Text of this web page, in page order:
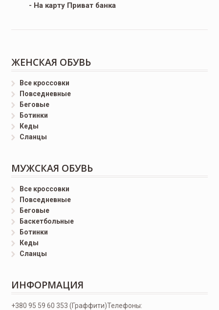
- На карту Приват банка
ЖЕНСКАЯ ОБУВЬ
Все кроссовки
Повседневные
Беговые
Ботинки
Кеды
Сланцы
МУЖСКАЯ ОБУВЬ
Все кроссовки
Повседневные
Беговые
Баскетбольные
Ботинки
Кеды
Сланцы
ИНФОРМАЦИЯ
Телефоны:
+380 95 59 60 353 (Граффити)